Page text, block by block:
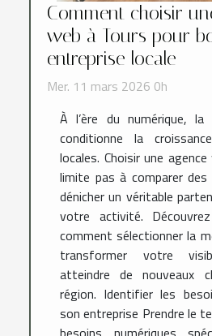
Comment choisir
web à Tours pour
entreprise locale
Mer. 11 mars 2026 0h
À l’ère du numérique, la
conditionne la
locales. Choisir une
limite pas à comparer
dénicher un véritable
votre activité.
comment sélectionner la
transformer votre
atteindre de nouveaux
région. Identifier les
son entreprise Prendre le